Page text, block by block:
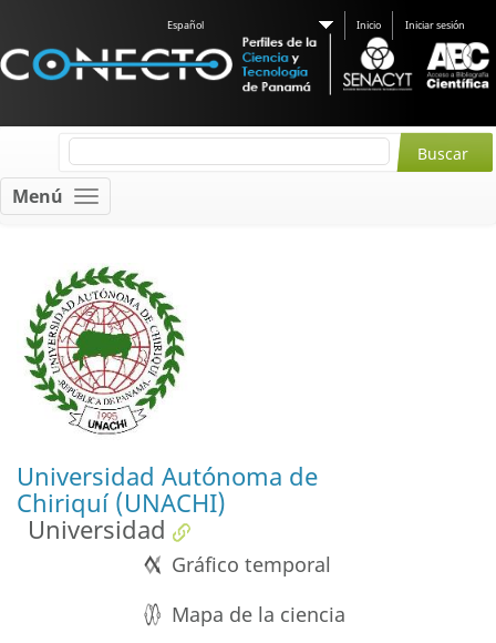
Español Inicio Iniciar sesión
Menú
Universidad Autónoma de
Chiriquí (UNACHI)
Universidad
Gráfico temporal
Mapa de la ciencia